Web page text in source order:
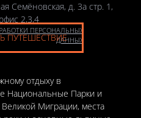
Семёновская, д. 3а стр. 1,
2,3,4
ПЕРСОНАЛЬНЫХ
ДАННЫХ
ПУТЕШЕСТВИЕ
отдыху в
Национальные Парки и
Миграции, места